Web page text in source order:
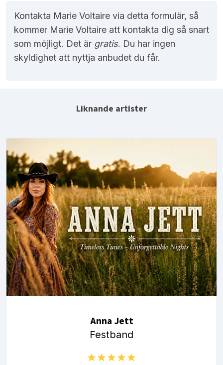
Kontakta Marie Voltaire via detta formulär, så
kommer Marie Voltaire att kontakta dig så snart
som möjligt. Det är gratis. Du har ingen
skyldighet att nyttja anbudet du får.
Liknande artister
Anna Jett
Festband